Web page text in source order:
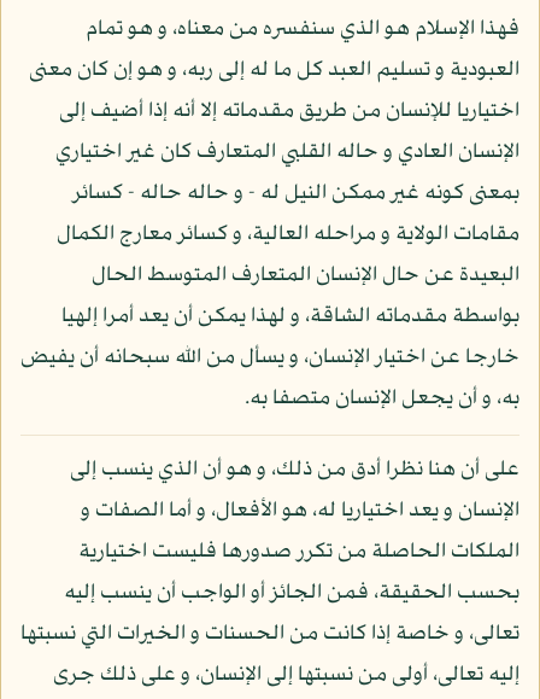
فهذا الإسلام هو الذي سنفسره من معناه، و هو تمام
العبودية و تسليم العبد كل ما له إلى ربه، و هو إن كان معنى
اختياريا للإنسان من طريق مقدماته إلا أنه إذا أضيف إلى
الإنسان العادي و حاله القلبي المتعارف كان غير اختياري
بمعنى كونه غير ممكن النيل له - و حاله حاله - كسائر
مقامات الولاية و مراحله العالية، و كسائر معارج الكمال
البعيدة عن حال الإنسان المتعارف المتوسط الحال
بواسطة مقدماته الشاقة، و لهذا يمكن أن يعد أمرا إلهيا
خارجا عن اختيار الإنسان، و يسأل من الله سبحانه أن يفيض
به، و أن يجعل الإنسان متصفا به.
على أن هنا نظرا أدق من ذلك، و هو أن الذي ينسب إلى
الإنسان و يعد اختياريا له، هو الأفعال، و أما الصفات و
الملكات الحاصلة من تكرر صدورها فليست اختيارية
بحسب الحقيقة، فمن الجائز أو الواجب أن ينسب إليه
تعالى، و خاصة إذا كانت من الحسنات و الخيرات التي نسبتها
إليه تعالى، أولى من نسبتها إلى الإنسان، و على ذلك جرى